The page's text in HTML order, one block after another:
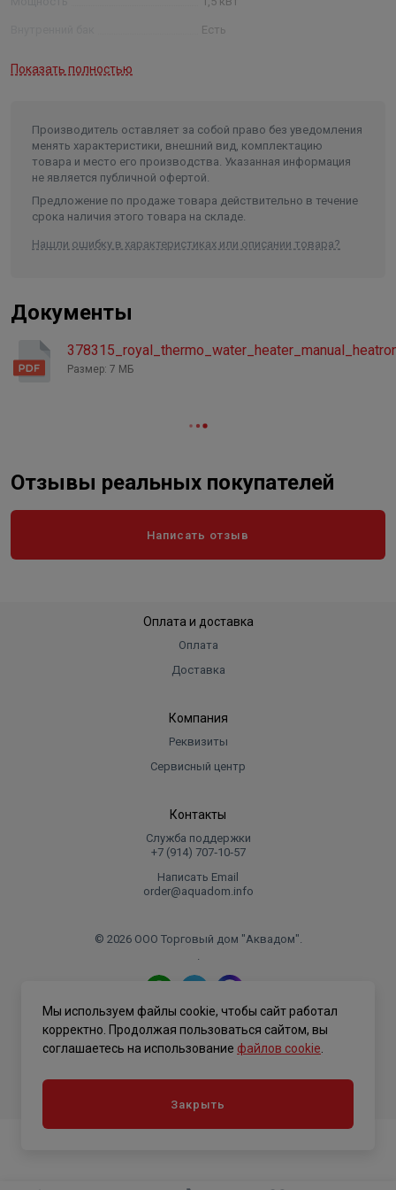
Есть
элементы
2 года
Тип управления механическое
Сенсорная панель управления Нет
Регулировка мощности Нет
Предохранительный клапан Есть
Защита от перегрева
Анод/материал анода магниевый анод
Форма
Есть
Длина в упаковке, см. 35.200
Ширина в упаковке, см. 34.000
86.100
Показать полностью
Производитель оставляет за собой право без уведомления
менять характеристики, внешний вид, комплектацию
товара и место его производства. Указанная информация
не является публичной офертой.
Предложение по продаже товара действительно в течение
срока наличия этого товара на складе.
Нашли ошибку в характеристиках или описании товара?
Документы
Размер: 7 МБ
Отзывы реальных покупателей
Написать отзыв
Оплата и доставка
Оплата
Доставка
Компания
Реквизиты
Сервисный центр
Контакты
Служба поддержки
+7 (914) 707‑10‑57
Написать Email
order@aquadom.info
© 2026 ООО Торговый дом "Аквадом".
.
Политика конфиденциальности
Мы используем файлы cookie, чтобы сайт работал
корректно. Продолжая пользоваться сайтом, вы
соглашаетесь на использование файлов cookie
Закрыть